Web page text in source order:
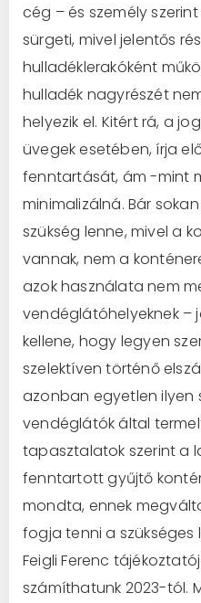
cég – és személy
sürgeti, mivel jelentős
hulladéklerakóként
hulladék nagyrészét
helyezik el. Kitért rá, a
üvegek esetében, írja
fenntartását, ám -mint
minimalizálná. Bár
szükség lenne, mivel a
vannak, nem a
azok használata nem
vendéglátóhelyeknek –
kellene, hogy legyen
szelektíven történő
azonban egyetlen ilyen
vendéglátók által
tapasztalatok szerint a
fenntartott gyűjtő
mondta, ennek
fogja tenni a szükséges
Feigli Ferenc
számíthatunk 2023-tól.